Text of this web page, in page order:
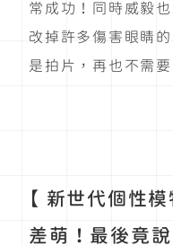
常成功！同時威毅
改掉許多傷害眼睛
是拍片，再也不需
【 新世代個性
差萌！最後竟說